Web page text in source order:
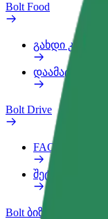
Bolt Food
გახდი კურიერი
დაამატე
Bolt Drive
FAQ
შეტყობინება
Bolt ბიზნესისთვის